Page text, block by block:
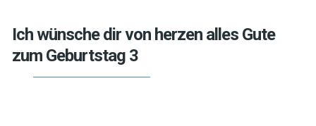
Ich wünsche dir von herzen alles Gute
zum Geburtstag 3